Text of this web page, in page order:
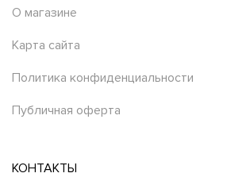
О магазине
Карта сайта
Политика конфиденциальности
Публичная оферта
КОНТАКТЫ